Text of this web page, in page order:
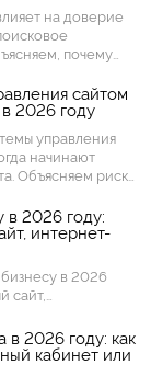
на доверие
почему
кнопки,
пользователя.
сайтом
2026 году
управления
начинают
Объясняем риски
права
в 2026 году:
интернет-
в 2026
сайт,
или
выбрать формат
продажи,
в 2026 году: как
кабинет или